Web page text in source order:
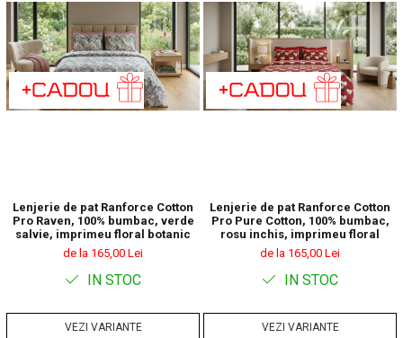
Lenjerie de pat Ranforce Cotton
Pro Raven, 100% bumbac, verde
salvie, imprimeu floral botanic
de la 165,00 Lei
IN STOC
VEZI VARIANTE
Lenjerie de pat Ranforce Cotton
Pro Pure Cotton, 100% bumbac,
rosu inchis, imprimeu floral
de la 165,00 Lei
IN STOC
VEZI VARIANTE